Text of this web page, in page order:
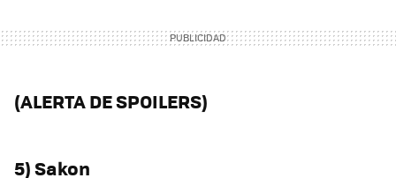
(ALERTA DE SPOILERS)
5) Sakon